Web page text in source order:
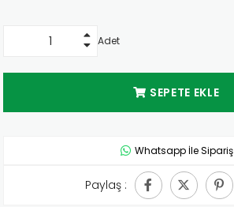
Adet
Whatsapp İle Sipariş
Paylaş :